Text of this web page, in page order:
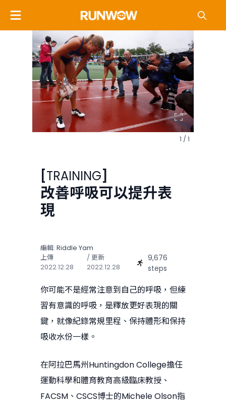
1 / 1
[TRAINING]
改善呼吸可以提升表
現
編輯: Riddle Yam
上傳
2022.12.28
/ 更新
2022.12.28
9,676
steps
你可能不是經常注意到自己的呼吸，但練
習有意識的呼吸，是釋放更好表現的關
鍵，就像紀錄常規里程、保持體形和保持
吸收水份一樣。
在阿拉巴馬州Huntingdon College擔任
運動科學和體育教育高級臨床教授、
FACSM、CSCS博士的Michele Olson指